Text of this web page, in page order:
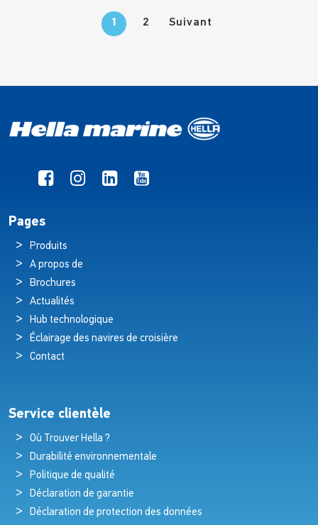
1 2 Suivant
Pages
Produits
A propos de
Brochures
Actualités
Hub technologique
Éclairage des navires de croisière
Contact
Service clientèle
Où Trouver Hella ?
Durabilité environnementale
Politique de qualité
Déclaration de garantie
Déclaration de protection des données